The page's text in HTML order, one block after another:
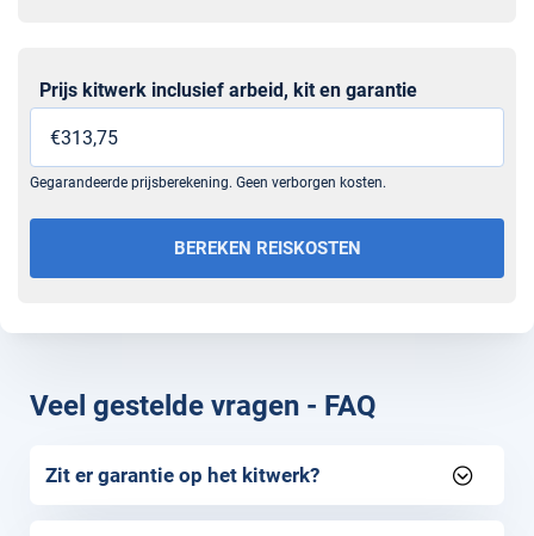
Sectie
Prijs kitwerk inclusief arbeid, kit en garantie
Gegarandeerde prijsberekening. Geen verborgen kosten.
BEREKEN REISKOSTEN
Veel gestelde vragen - FAQ
Zit er garantie op het kitwerk?